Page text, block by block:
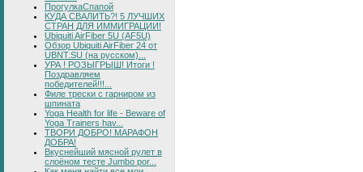
ПрогулкаСпапой
КУДА СВАЛИТЬ?! 5 ЛУЧШИХ
СТРАН ДЛЯ ИММИГРАЦИИ!
Ubiquiti AirFiber 5U (AF5U)
Обзор Ubiquiti AirFiber 24 от
UBNT.SU (на русском)...
УРА ! РОЗЫГРЫШ! Итоги !
Поздравляем
победителей!!!...
Филе трески с гарниром из
шпината
Yoga Health for life - Beware of
Yoga Trainers hav...
ТВОРИ ДОБРО! МАРАФОН
ДОБРА!
Вкуснейший мясной рулет в
слоёном тесте Jumbo por...